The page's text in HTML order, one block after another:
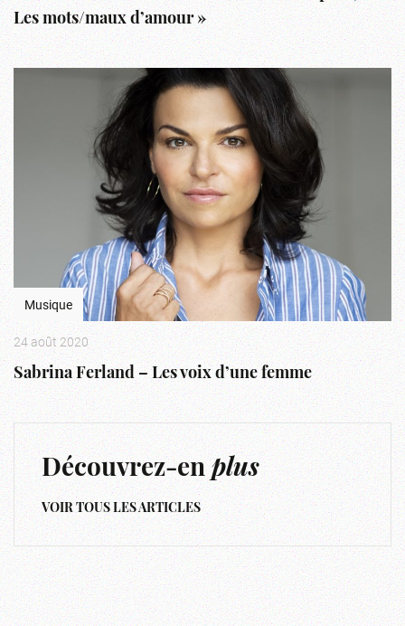
Les mots/maux d’amour »
Musique
24 août 2020
Sabrina Ferland – Les voix d’une femme
Découvrez-enplus
VOIR TOUS LES ARTICLES